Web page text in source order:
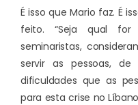
É isso que Mario faz. É
feito. “Seja qual for
seminaristas,
servir as pessoas,
dificuldades que as
para esta crise no